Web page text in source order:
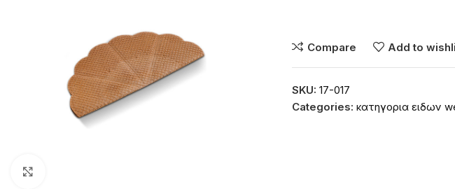
Compare Add to
SKU:17-017
Categories: κατηγορια ειδων